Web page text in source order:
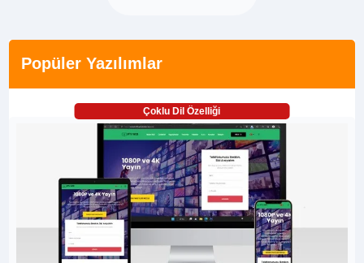
Popüler Yazılımlar
Çoklu Dil Özelliği